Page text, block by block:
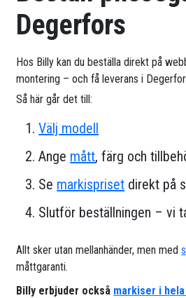
Degerfors
Hos Billy kan du beställa direkt på
montering – och få leverans i
Så här går det till:
Välj modell
Ange mått, färg och
Se markispriset direkt på
Slutför beställningen – vi
Allt sker utan mellanhänder, men med
måttgaranti.
Billy erbjuder också markiser i